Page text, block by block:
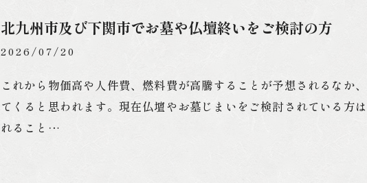
北九州市及び下関市でお墓や仏壇終いをご検討の方
2026/07/20
これから物価高や人件費、燃料費が高騰することが予想されるなか
てくると思われます。現在仏壇やお墓じまいをご検討されている方
れること…